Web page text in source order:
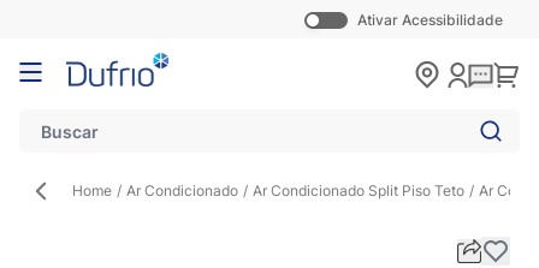
Ativar Acessibilidade
Pular para o conteúdo
Home / Ar Condicionado / Ar Condicionado Split Piso Teto / Ar